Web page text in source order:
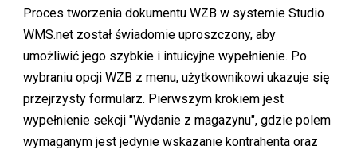
Proces tworzenia dokumentu WZB w systemie Studio
WMS.net został świadomie uproszczony, aby
umożliwić jego szybkie i intuicyjne wypełnienie. Po
wybraniu opcji WZB z menu, użytkownikowi ukazuje się
przejrzysty formularz. Pierwszym krokiem jest
wypełnienie sekcji "Wydanie z magazynu", gdzie polem
wymaganym jest jedynie wskazanie kontrahenta oraz